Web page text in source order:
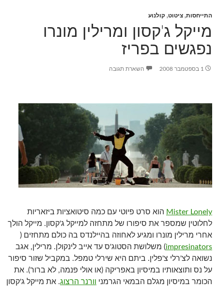
התייחסות, ציטוט, קולנוע
מייקל ג'קסון ומרילין מונרו
נפגשים בפריז
1 בספטמבר 2008 השארת תגובה
Mister Lonely הוא סרט פיוטי עם כמה סיטואציות ביזאריות
לחלוטין שמספר את סיפורו של מתחזה למייקל ג'קסון. מייקל הולך
אחרי מרילין מונרו ומגיע לאחוזה בהיילנדס בה כולם מתחזים (
impresinators) משלושת הסטוג'ס עד אייב לינקולן. מרילין, אגב
נשואה לצ'רלי צ'פלין. ביתם היא שירלי טמפל. במקביל שזור סיפור
על נס ותוצאותיו במיסיון באפריקה (או אולי פנמה, לא ברור). את
הכומר במיסיון מגלם הבמאי הגרמני וורנר הרצוג. את מייקל ג'קסון